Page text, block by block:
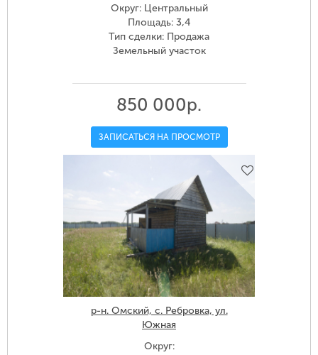
Округ: Центральный
Площадь: 3,4
Тип сделки: Продажа
Земельный участок
850 000р.
ЗАПИСАТЬСЯ НА ПРОСМОТР
р-н. Омский, с. Ребровка, ул.
Южная
Округ: